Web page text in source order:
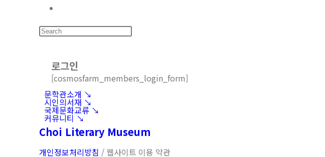
로그인
[cosmosfarm_members_login_form]
문학관소개 ↘︎
시인의서재 ↘︎
국제문화교류 ↘︎
커뮤니티 ↘︎
Choi Literary Museum
개인정보처리방침 / 웹사이트 이용 약관